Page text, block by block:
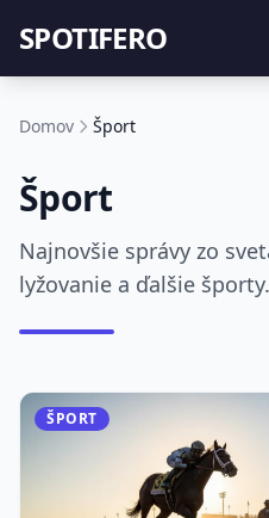
SPOTIFERO
Domov Šport
Šport
Najnovšie správy zo
lyžovanie a ďalšie športy.
ŠPORT